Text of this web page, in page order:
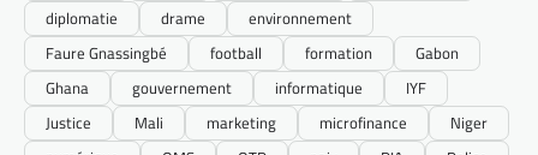
diplomatie
drame
environnement
Faure Gnassingbé
football formation
Gabon
Ghana
gouvernement informatique
IYF
Justice
Mali marketing microfinance
Niger